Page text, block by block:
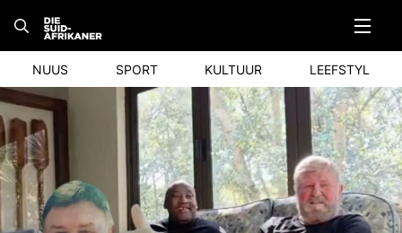
content
NUUS SPORT KULTUUR LEEFSTYL